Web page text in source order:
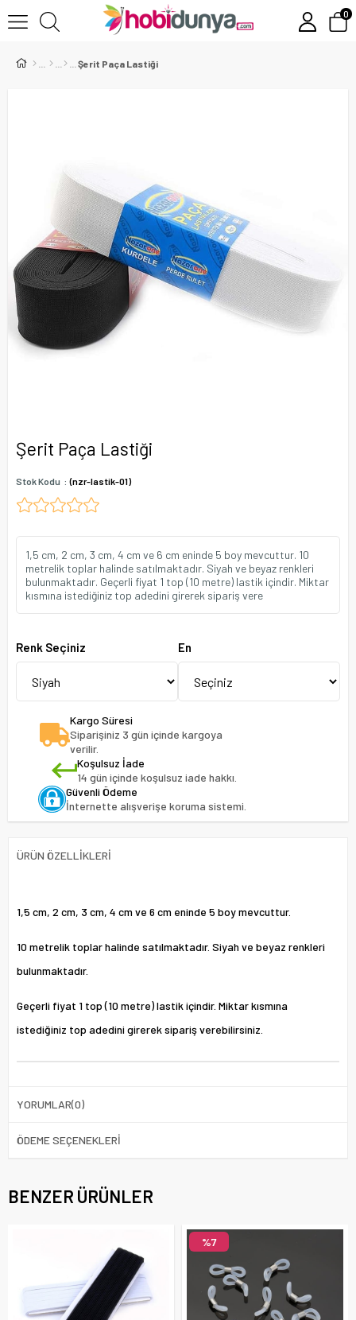
0
Şerit Paça Lastiği
Şerit Paça Lastiği
Stok Kodu (nzr-lastik-01)
1,5 cm, 2 cm, 3 cm, 4 cm ve 6 cm eninde 5 boy mevcuttur. 10
metrelik toplar halinde satılmaktadır. Siyah ve beyaz renkleri
bulunmaktadır. Geçerli fiyat 1 top (10 metre) lastik içindir. Miktar
kısmına istediğiniz top adedini girerek sipariş vere
Renk Seçiniz En
Kargo Süresi
Siparişiniz 3 gün içinde kargoya
verilir.
Koşulsuz İade
14 gün içinde koşulsuz iade hakkı.
Güvenli Ödeme
İnternette alışverişe koruma sistemi.
ÜRÜN ÖZELLIKLERI
1,5 cm, 2 cm, 3 cm, 4 cm ve 6 cm eninde 5 boy mevcuttur.
10 metrelik toplar halinde satılmaktadır. Siyah ve beyaz renkleri
bulunmaktadır.
Geçerli fiyat 1 top (10 metre) lastik içindir. Miktar kısmına
istediğiniz top adedini girerek sipariş verebilirsiniz.
YORUMLAR(0)
ÖDEME SEÇENEKLERI
BENZER ÜRÜNLER
%7